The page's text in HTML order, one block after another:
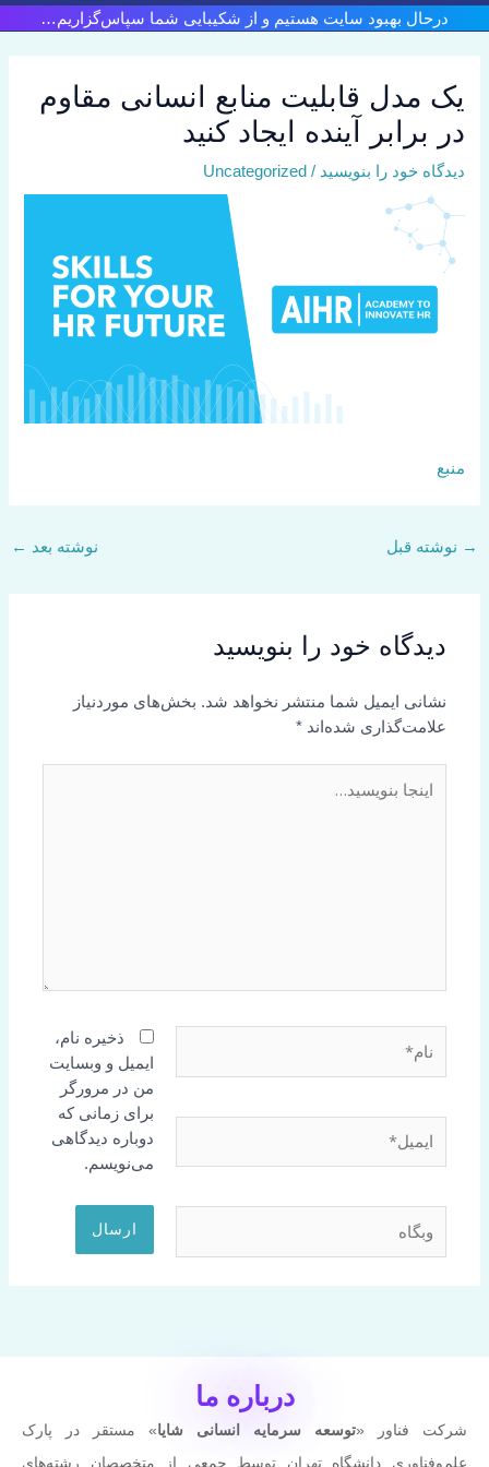
پرش
به
درحال بهبود سایت هستیم و از شکیبایی شما سپاس‌گزاریم…
یک مدل قابلیت منابع انسانی مقاوم
در برابر آینده ایجاد کنید
دیدگاه‌ خود را بنویسید /
Uncategorized
منبع
→ نوشته قبل نوشته بعد ←
دیدگاه‌ خود را بنویسید
نشانی ایمیل شما منتشر نخواهد شد. بخش‌های موردنیاز
علامت‌گذاری شده‌اند*
بنویسید…
ذخیره نام،
ایمیل و وبسایت
من در مرورگر
برای زمانی که
دوباره دیدگاهی
می‌نویسم.
درباره ما
شرکت فناور «توسعه سرمایه انسانی شایا» مستقر در پارک
علم‌وفناوری دانشگاه تهران توسط جمعی از متخصصان رشته‌های